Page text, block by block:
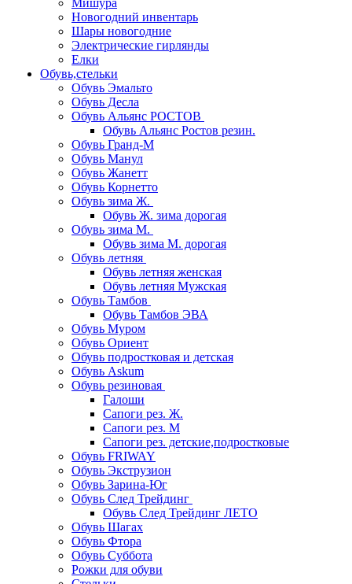
Мишура
Новогодний инвентарь
Шары новогодние
Электрические гирлянды
Елки
Обувь,стельки
Обувь Эмальто
Обувь Десла
Обувь Альянс РОСТОВ
Обувь Альянс Ростов резин.
Обувь Гранд-М
Обувь Манул
Обувь Жанетт
Обувь Корнетто
Обувь зима Ж.
Обувь Ж. зима дорогая
Обувь зима М.
Обувь зима М. дорогая
Обувь летняя
Обувь летняя женская
Обувь летняя Мужская
Обувь Тамбов
Обувь Тамбов ЭВА
Обувь Муром
Обувь Ориент
Обувь подростковая и детская
Обувь Askum
Обувь резиновая
Галоши
Сапоги рез. Ж.
Сапоги рез. М
Сапоги рез. детские,подростковые
Обувь FRIWAY
Обувь Экструзион
Обувь Зарина-Юг
Обувь След Трейдинг
Обувь След Трейдинг ЛЕТО
Обувь Шагах
Обувь Фтора
Обувь Суббота
Рожки для обуви